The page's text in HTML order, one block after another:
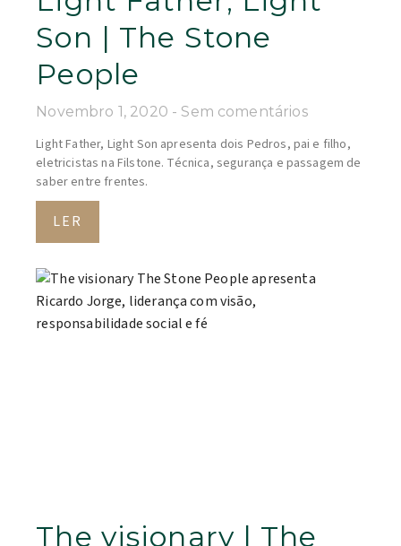
Son | The Stone
People
Novembro 1, 2020 Sem comentários
Light Father, Light Son apresenta dois Pedros, pai e filho,
eletricistas na Filstone. Técnica, segurança e passagem de
saber entre frentes.
LER
The visionary | The